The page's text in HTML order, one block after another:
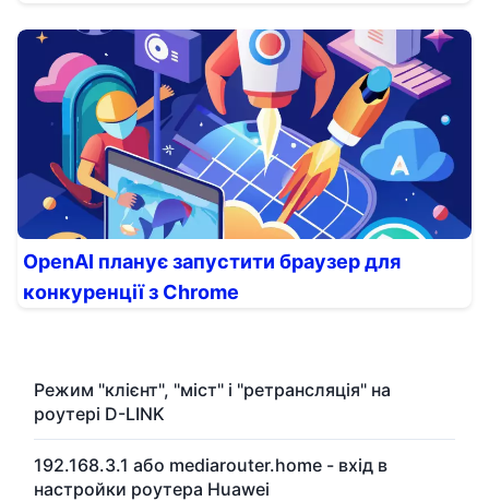
OpenAI планує запустити браузер для
конкуренції з Chrome
Режим "клієнт", "міст" і "ретрансляція" на
роутері D-LINK
192.168.3.1 або mediarouter.home - вхід в
настройки роутера Huawei